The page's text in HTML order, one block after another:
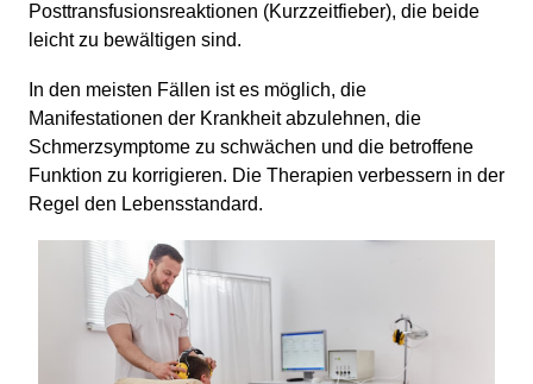
Posttransfusionsreaktionen (Kurzzeitfieber), die beide
leicht zu bewältigen sind.
In den meisten Fällen ist es möglich, die
Manifestationen der Krankheit abzulehnen, die
Schmerzsymptome zu schwächen und die betroffene
Funktion zu korrigieren. Die Therapien verbessern in der
Regel den Lebensstandard.